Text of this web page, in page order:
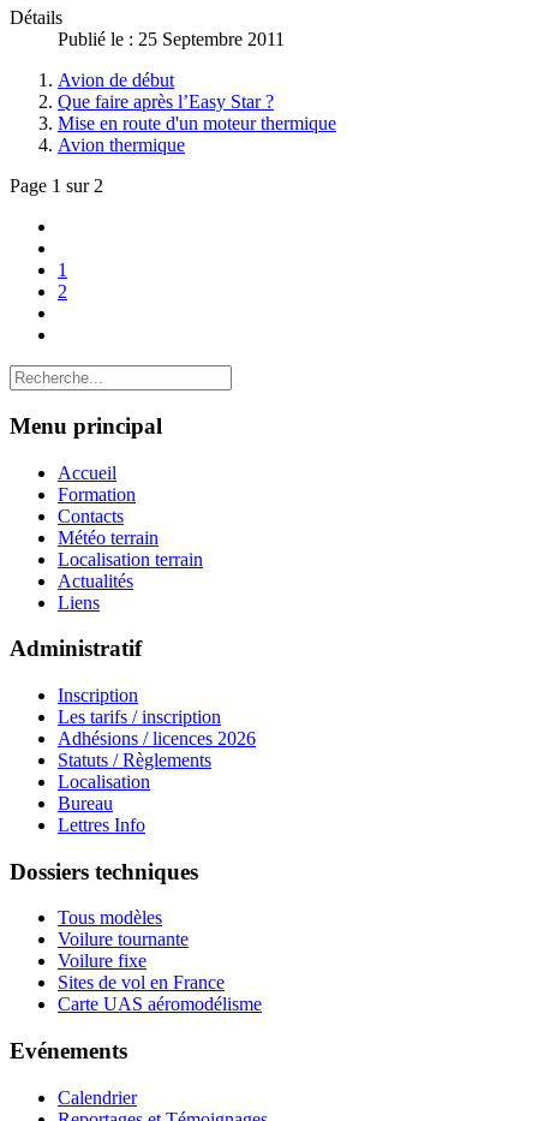
Détails
Publié le : 25 Septembre 2011
Avion de début
Que faire après l’Easy Star ?
Mise en route d'un moteur thermique
Avion thermique
Page 1 sur 2
1
2
Menu principal
Accueil
Formation
Contacts
Météo terrain
Localisation terrain
Actualités
Liens
Administratif
Inscription
Les tarifs / inscription
Adhésions / licences 2026
Statuts / Règlements
Localisation
Bureau
Lettres Info
Dossiers techniques
Tous modèles
Voilure tournante
Voilure fixe
Sites de vol en France
Carte UAS aéromodélisme
Evénements
Calendrier